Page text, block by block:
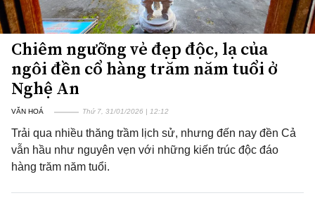
Chiêm ngưỡng vẻ đẹp độc, lạ của
ngôi đền cổ hàng trăm năm tuổi ở
Nghệ An
VĂN HOÁ Thứ 7, 31/01/2026 | 12:12
Trải qua nhiều thăng trầm lịch sử, nhưng đến nay đền Cả
vẫn hầu như nguyên vẹn với những kiến trúc độc đáo
hàng trăm năm tuổi.